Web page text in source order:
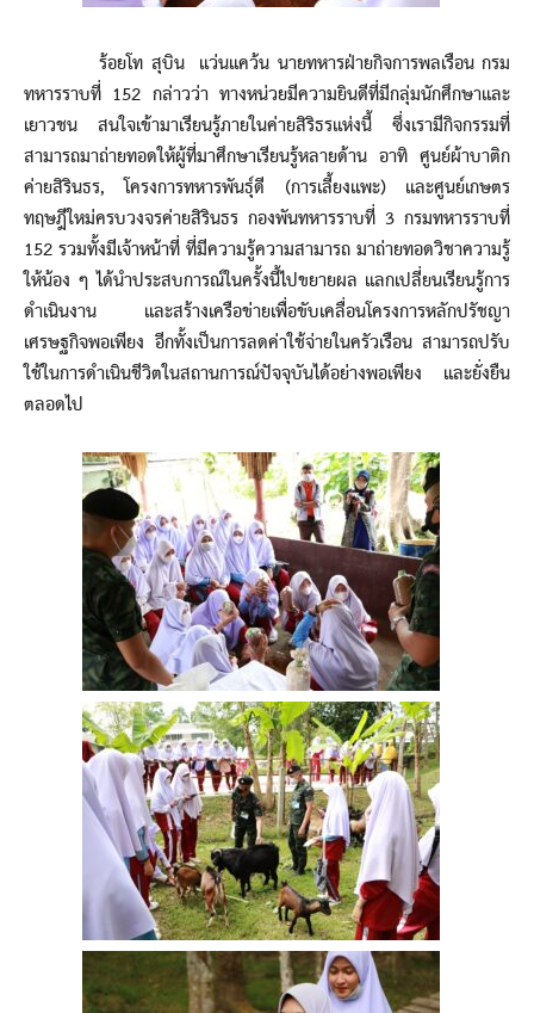
ร้อยโท สุบิน แว่นแคว้น นายทหารฝ่ายกิจการพลเรือน กรม
ทหารราบที่ 152 กล่าวว่า ทางหน่วยมีความยินดีที่มีกลุ่มนักศึกษาและ
เยาวชน สนใจเข้ามาเรียนรู้ภายในค่ายสิริธรแห่งนี้ ซึ่งเรามีกิจกรรมที่
สามารถมาถ่ายทอดให้ผู้ที่มาศึกษาเรียนรู้หลายด้าน อาทิ ศูนย์ผ้าบาติก
ค่ายสิรินธร, โครงการทหารพันธุ์ดี (การเลี้ยงแพะ) และศูนย์เกษตร
ทฤษฎีใหม่ครบวงจรค่ายสิรินธร กองพันทหารราบที่ 3 กรมทหารราบที่
152 รวมทั้งมีเจ้าหน้าที่ ที่มีความรู้ความสามารถ มาถ่ายทอดวิชาความรู้
ให้น้อง ๆ ได้นำประสบการณ์ในครั้งนี้ไปขยายผล แลกเปลี่ยนเรียนรู้การ
ดำเนินงาน และสร้างเครือข่ายเพื่อขับเคลื่อนโครงการหลักปรัชญา
เศรษฐกิจพอเพียง อีกทั้งเป็นการลดค่าใช้จ่ายในครัวเรือน สามารถปรับ
ใช้ในการดำเนินชีวิตในสถานการณ์ปัจจุบันได้อย่างพอเพียง และยั่งยืน
ตลอดไป